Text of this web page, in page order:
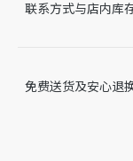
产品图片可能与产
联系方式与店内库
免费送货及安心退